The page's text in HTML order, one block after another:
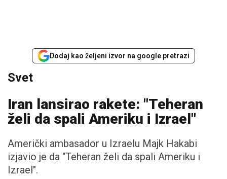
Dodaj kao željeni izvor na google pretrazi
Svet
Iran lansirao rakete: "Teheran
želi da spali Ameriku i Izrael"
Američki ambasador u Izraelu Majk Hakabi
izjavio je da "Teheran želi da spali Ameriku i
Izrael".